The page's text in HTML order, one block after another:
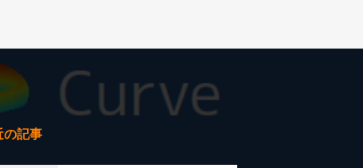
の記事